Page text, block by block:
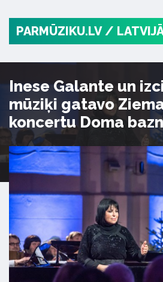
PARMŪZIKU.LV /
Inese Galante un
mūziķi gatavo
koncertu Doma